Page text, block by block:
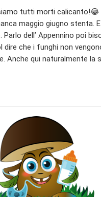
tutti morti
maggio giugno stenta.
Parlo dell’ Appennino poi
dire che i funghi non
Anche qui naturalmente la